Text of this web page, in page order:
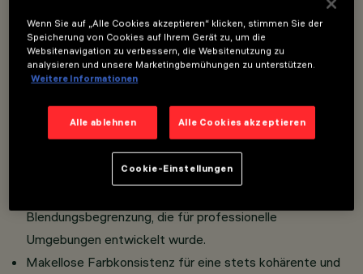
PRODUKTCODES ANZEIGEN
Overview
Hohe Energieeffizienz, entwickelt, um den Verbrauch zu
senken und die Leistung zu optimieren.
Blendungsbegrenzung, die für professionelle
Umgebungen entwickelt wurde.
Makellose Farbkonsistenz für eine stets kohärente und
Wenn Sie auf „Alle Cookies akzeptieren“ klicken, stimmen Sie der
Speicherung von Cookies auf Ihrem Gerät zu, um die
Websitenavigation zu verbessern, die Websitenutzung zu
analysieren und unsere Marketingbemühungen zu unterstützen.
Weitere Informationen
Alle ablehnen Alle Cookies akzeptieren
Cookie-Einstellungen